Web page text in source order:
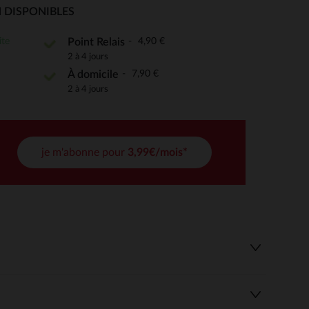
de confidentialité, en garantissant la conformité avec
DISPONIBLES
Point Relais 4,90 €
2 à 4 jours
À domicile 7,90 €
2 à 4 jours
je m'abonne pour 3,99€/mois*